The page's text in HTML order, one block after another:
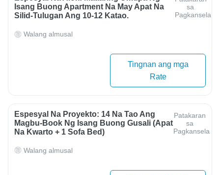
Isang Buong Apartment Na May Apat Na
Silid-Tulugan Ang 10-12 Katao.
sa
Pagkansela
Walang almusal
Tingnan ang mga
Rate
Espesyal Na Proyekto: 14 Na Tao Ang
Magbu-Book Ng Isang Buong Gusali (apat
Na Kwarto + 1 Sofa Bed)
Patakaran
sa
Pagkansela
Walang almusal